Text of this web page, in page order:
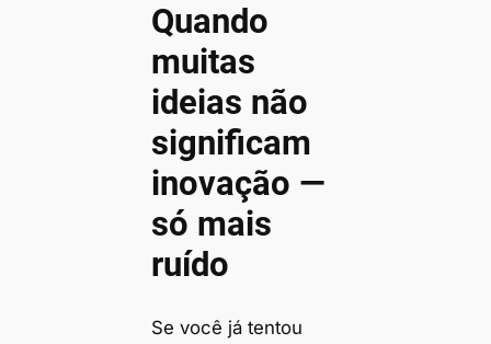
Quando
muitas
ideias não
significam
inovação —
só mais
ruído
Se você já tentou